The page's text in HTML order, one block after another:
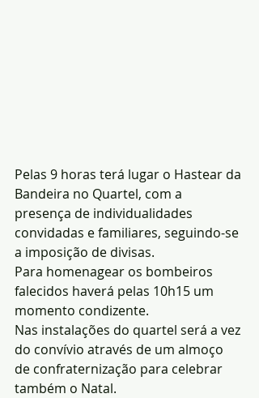
Pelas 9 horas terá lugar o Hastear da
Bandeira no Quartel, com a
presença de individualidades
convidadas e familiares, seguindo-se
a imposição de divisas.
Para homenagear os bombeiros
falecidos haverá pelas 10h15 um
momento condizente.
Nas instalações do quartel será a vez
do convívio através de um almoço
de confraternização para celebrar
também o Natal.